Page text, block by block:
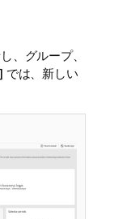
、グループ、
] では、新しい